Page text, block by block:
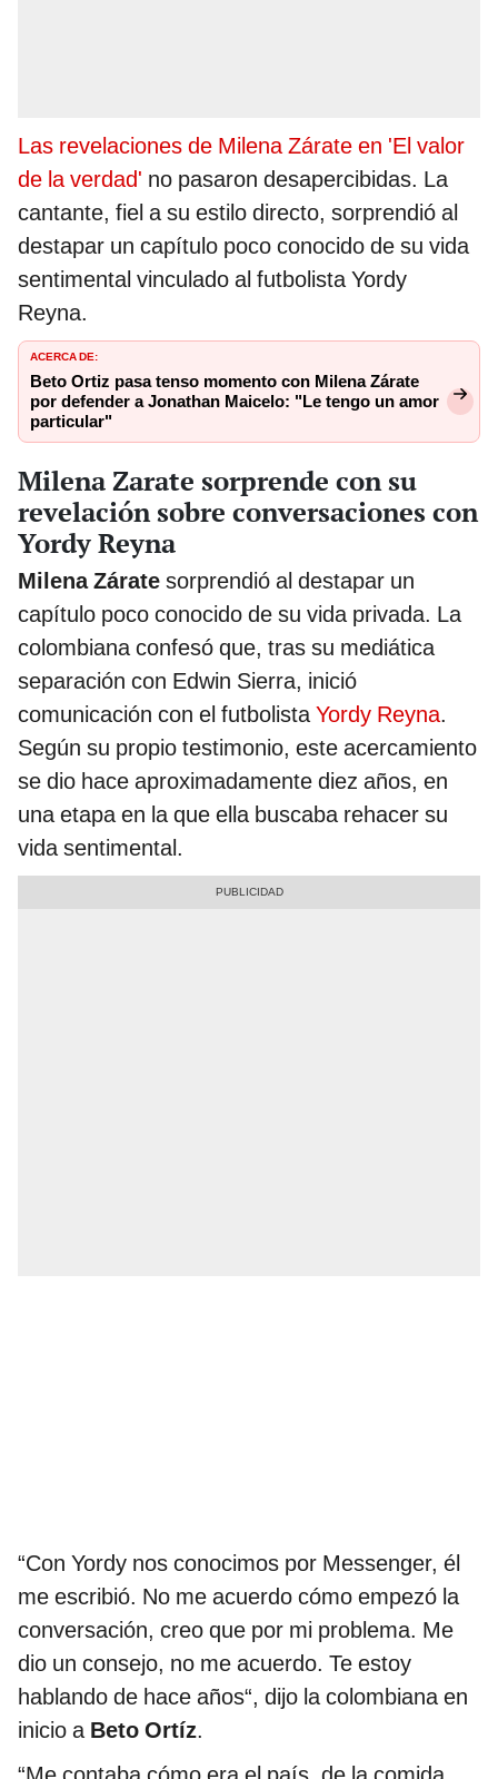
Las revelaciones de Milena Zárate en 'El valor
de la verdad' no pasaron desapercibidas. La
cantante, fiel a su estilo directo, sorprendió al
destapar un capítulo poco conocido de su vida
sentimental vinculado al futbolista Yordy
Reyna.
ACERCA DE:
Beto Ortiz pasa tenso momento con Milena Zárate
por defender a Jonathan Maicelo: "Le tengo un amor
particular"
Milena Zarate sorprende con su
revelación sobre conversaciones con
Yordy Reyna
Milena Zárate sorprendió al destapar un
capítulo poco conocido de su vida privada. La
colombiana confesó que, tras su mediática
separación con Edwin Sierra, inició
comunicación con el futbolistaYordy Reyna.
Según su propio testimonio, este acercamiento
se dio hace aproximadamente diez años, en
una etapa en la que ella buscaba rehacer su
vida sentimental.
“Con Yordy nos conocimos por Messenger, él
me escribió. No me acuerdo cómo empezó la
conversación, creo que por mi problema. Me
dio un consejo, no me acuerdo. Te estoy
hablando de hace años“, dijo la colombiana en
inicio a Beto Ortíz.